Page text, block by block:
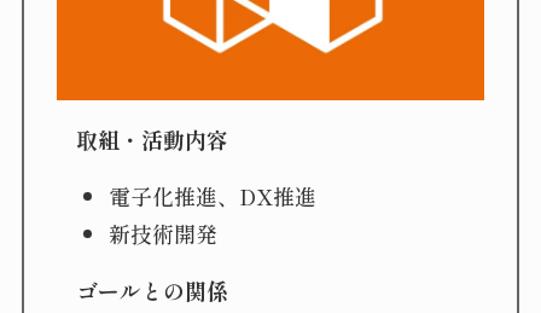
取組・活動内容
電子化推進、DX推進
新技術開発
ゴールとの関係